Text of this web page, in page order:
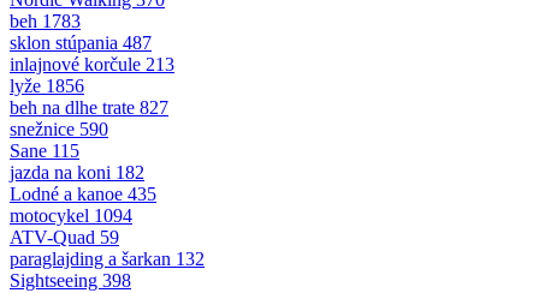
beh 1783
sklon stúpania 487
inlajnové korčule 213
lyže 1856
beh na dlhe trate 827
snežnice 590
Sane 115
jazda na koni 182
Lodné a kanoe 435
motocykel 1094
ATV-Quad 59
paraglajding a šarkan 132
Sightseeing 398